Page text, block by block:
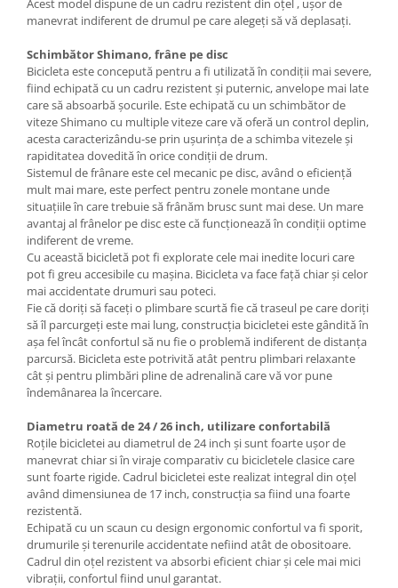
Acest model dispune de un cadru rezistent din oțel , ușor de
manevrat indiferent de drumul pe care alegeți să vă deplasați.
Schimbător Shimano, frâne pe disc
Bicicleta este concepută pentru a fi utilizată în condiții mai severe,
fiind echipată cu un cadru rezistent și puternic, anvelope mai late
care să absoarbă șocurile. Este echipată cu un schimbător de
viteze Shimano cu multiple viteze care vă oferă un control deplin,
acesta caracterizându-se prin ușurința de a schimba vitezele și
rapiditatea dovedită în orice condiții de drum.
Sistemul de frânare este cel mecanic pe disc, având o eficiență
mult mai mare, este perfect pentru zonele montane unde
situațiile în care trebuie să frânăm brusc sunt mai dese. Un mare
avantaj al frânelor pe disc este că funcționează în condiții optime
indiferent de vreme.
Cu această bicicletă pot fi explorate cele mai inedite locuri care
pot fi greu accesibile cu mașina. Bicicleta va face față chiar și celor
mai accidentate drumuri sau poteci.
Fie că doriți să faceți o plimbare scurtă fie că traseul pe care doriți
să îl parcurgeți este mai lung, construcția bicicletei este gândită în
așa fel încât confortul să nu fie o problemă indiferent de distanța
parcursă. Bicicleta este potrivită atât pentru plimbari relaxante
cât și pentru plimbări pline de adrenalină care vă vor pune
îndemânarea la încercare.
Diametru roată de 24 / 26 inch, utilizare confortabilă
Roțile bicicletei au diametrul de 24 inch și sunt foarte ușor de
manevrat chiar si în viraje comparativ cu bicicletele clasice care
sunt foarte rigide. Cadrul bicicletei este realizat integral din oțel
având dimensiunea de 17 inch, construcția sa fiind una foarte
rezistentă.
Echipată cu un scaun cu design ergonomic confortul va fi sporit,
drumurile și terenurile accidentate nefiind atât de obositoare.
Cadrul din oțel rezistent va absorbi eficient chiar și cele mai mici
vibrații, confortul fiind unul garantat.